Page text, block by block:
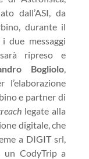
dall’ASI, da
durante il
due messaggi
ripreso e
Bogliolo,
e partner di
legate alla
digitale, che
a DIGIT srl,
un CodyTrip a